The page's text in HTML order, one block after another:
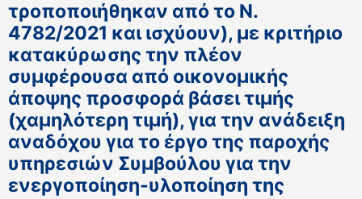
τροποποιήθηκαν από το Ν.
4782/2021 και ισχύουν), με κριτήριο
κατακύρωσης την πλέον
συμφέρουσα από οικονομικής
άποψης προσφορά βάσει τιμής
(χαμηλότερη τιμή), για την ανάδειξη
αναδόχου για το έργο της παροχής
υπηρεσιών Συμβούλου για την
ενεργοποίηση-υλοποίηση της